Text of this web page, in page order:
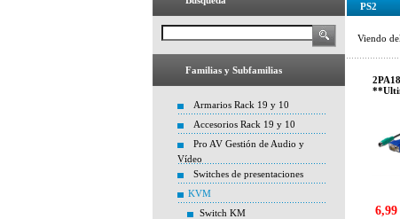
Familias y Subfamilias
Armarios Rack 19 y 10
Accesorios Rack 19 y 10
Pro AV Gestión de Audio y
Vídeo
Switches de presentaciones
KVM
Switch KM
PS2
Viendo del
6,99